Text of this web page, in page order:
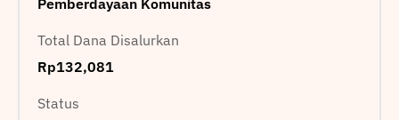
Pemberdayaan Komunitas
Total Dana Disalurkan
Rp132,081
Status